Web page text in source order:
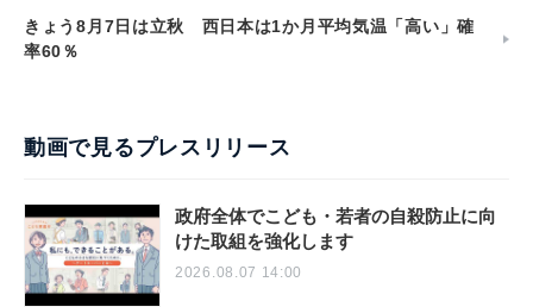
きょう8月7日は立秋 西日本は1か月平均気温「高い」確
率60％
動画で見るプレスリリース
政府全体でこども・若者の自殺防止に向
けた取組を強化します
2026.08.07 14:00